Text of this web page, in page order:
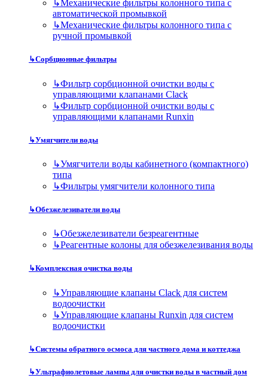
↳Механические фильтры колонного типа с
автоматической промывкой
↳Механические фильтры колонного типа с
ручной промывкой
↳Сорбционные фильтры
↳Фильтр сорбционной очистки воды с
управляющими клапанами Clack
↳Фильтр сорбционной очистки воды с
управляющими клапанами Runxin
↳Умягчители воды
↳Умягчители воды кабинетного (компактного)
типа
↳Фильтры умягчители колонного типа
↳Обезжелезиватели воды
↳Обезжелезиватели безреагентные
↳Реагентные колоны для обезжелезивания воды
↳Комплексная очистка воды
↳Управляющие клапаны Clack для систем
водоочистки
↳Управляющие клапаны Runxin для систем
водоочистки
↳Системы обратного осмоса для частного дома и коттеджа
↳Ультрафиолетовые лампы для очистки воды в частный дом